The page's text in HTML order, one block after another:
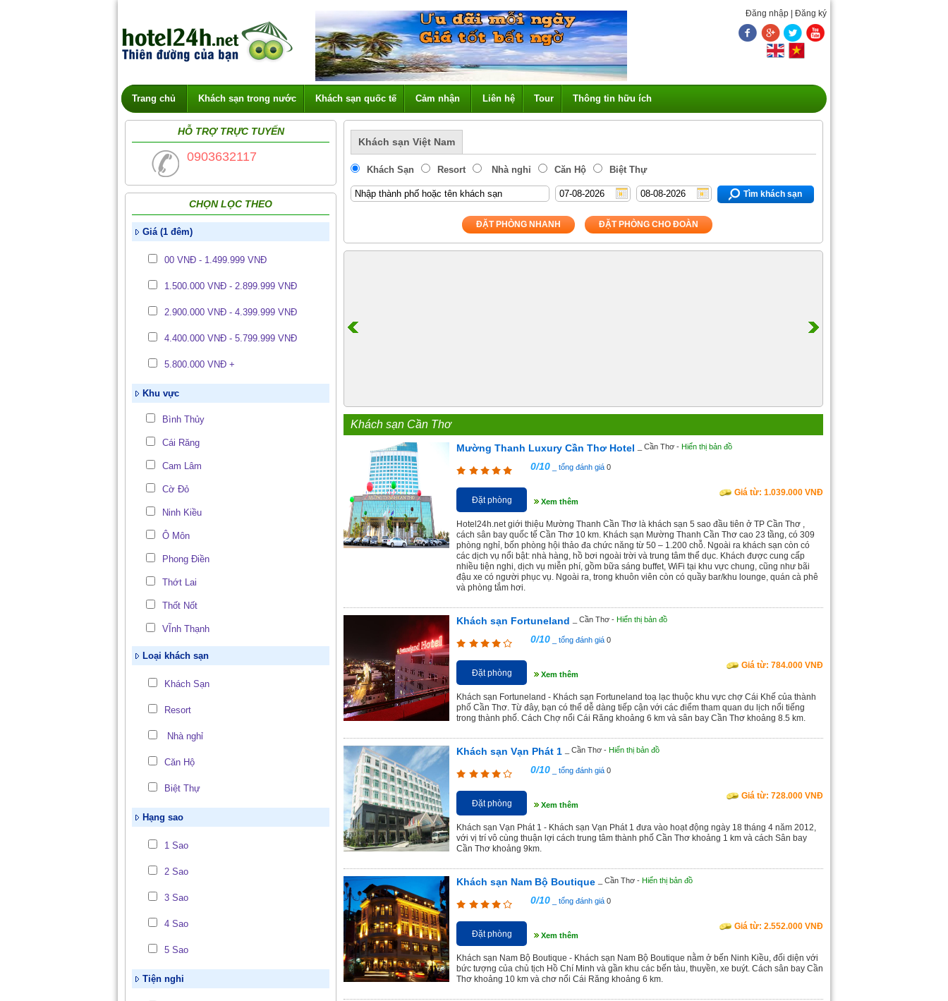
Đăng nhập Đăng ký
Trang chủ Khách sạn trong nước Khách sạn quốc tế Cảm nhận Liên hệ Tour Thông tin hữu ích
HỖ TRỢ TRỰC TUYẾN
0903632117
CHỌN LỌC THEO
Giá (1 đêm)
00 VNĐ - 1.499.999 VNĐ
1.500.000 VNĐ - 2.899.999 VNĐ
2.900.000 VNĐ - 4.399.999 VNĐ
4.400.000 VNĐ - 5.799.999 VNĐ
5.800.000 VNĐ +
Khu vực
Bình Thủy
Cái Răng
Cam Lâm
Cờ Đỏ
Ninh Kiều
Ô Môn
Phong Điền
Thớt Lai
Thốt Nốt
VĨnh Thạnh
Loại khách sạn
Khách Sạn
Resort
Nhà nghỉ
Căn Hộ
Biệt Thự
Hạng sao
1 Sao
2 Sao
3 Sao
4 Sao
5 Sao
Tiện nghi
Khách sạn Việt Nam
Khách Sạn Resort Nhà nghỉ Căn Hộ Biệt Thự
Tìm khách sạn
ĐẶT PHÒNG NHANH ĐẶT PHÒNG CHO ĐOÀN
Khách sạn Cần Thơ
Mường Thanh Luxury Cần Thơ Hotel _ Cần Thơ - Hiển thị bản đồ
0/10 _ tổng đánh giá 0
Đặt phòng
Giá từ: 1.039.000 VNĐ
Hotel24h.net giới thiệu Mường Thanh Cần Thơ là khách sạn 5 sao đầu tiên ở TP Cần Thơ ,
cách sân bay quốc tế Cần Thơ 10 km. Khách sạn Mường Thanh Cần Thơ cao 23 tầng, có 309
phòng nghỉ, bốn phòng hội thảo đa chức năng từ 50 – 1.200 chỗ. Ngoài ra khách sạn còn có
các dịch vụ nổi bật: nhà hàng, hồ bơi ngoài trời và trung tâm thể dục. Khách được cung cấp
nhiều tiện nghi, dịch vụ miễn phí, gồm bữa sáng buffet, WiFi tại khu vực chung, cũng như bãi
đậu xe có người phục vụ. Ngoài ra, trong khuôn viên còn có quầy bar/khu lounge, quán cà phê
và phòng tắm hơi.
Xem thêm
Khách sạn Fortuneland _ Cần Thơ - Hiển thị bản đồ
0/10 _ tổng đánh giá 0
Đặt phòng
Giá từ: 784.000 VNĐ
Khách sạn Fortuneland - Khách sạn Fortuneland toạ lạc thuộc khu vực chợ Cái Khế của thành
phố Cần Thơ. Từ đây, bạn có thể dễ dàng tiếp cận với các điểm tham quan du lịch nổi tiếng
trong thành phố. Cách Chợ nổi Cái Răng khoảng 6 km và sân bay Cần Thơ khoảng 8.5 km.
Xem thêm
Khách sạn Vạn Phát 1 _ Cần Thơ - Hiển thị bản đồ
0/10 _ tổng đánh giá 0
Đặt phòng
Giá từ: 728.000 VNĐ
Khách sạn Vạn Phát 1 - Khách sạn Vạn Phát 1 đưa vào hoạt động ngày 18 tháng 4 năm 2012,
với vị trí vô cùng thuận lợi cách trung tâm thành phố Cần Thơ khoảng 1 km và cách Sân bay
Cần Thơ khoảng 9km.
Xem thêm
Khách sạn Nam Bộ Boutique _ Cần Thơ - Hiển thị bản đồ
0/10 _ tổng đánh giá 0
Đặt phòng
Giá từ: 2.552.000 VNĐ
Khách sạn Nam Bộ Boutique - Khách sạn Nam Bộ Boutique nằm ở bến Ninh Kiều, đối diện với
bức tượng của chủ tịch Hồ Chí Minh và gần khu các bến tàu, thuyền, xe buýt. Cách sân bay Cần
Thơ khoảng 10 km và chơ nổi Cái Răng khoảng 6 km.
Xem thêm